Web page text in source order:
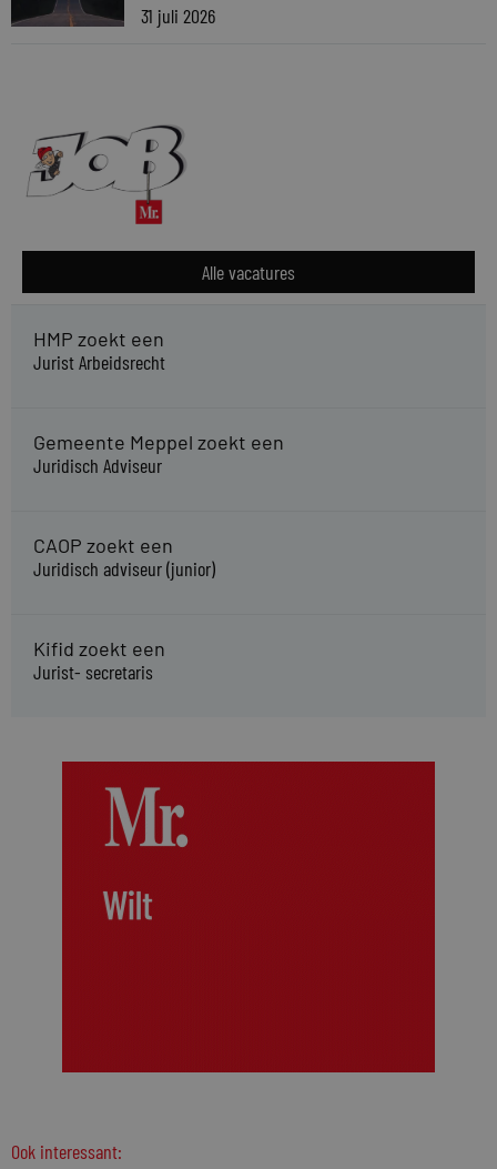
31 juli 2026
Alle vacatures
HMP zoekt een
Jurist Arbeidsrecht
Gemeente Meppel zoekt een
Juridisch Adviseur
CAOP zoekt een
Juridisch adviseur (junior)
Kifid zoekt een
Jurist- secretaris
Ook interessant: